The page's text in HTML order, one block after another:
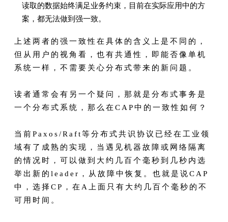
读取的数据始终满足业务约束，目前在实际应用中的方
案，都无法做到强一致。
上述两者的强一致性在具体的含义上是不同的，
但从用户的视角看，也有共通性，即能否像单机
系统一样，不需要关心分布式带来的新问题。
读者通常会有另一个疑问，那就是分布式事务是
一个分布式系统，那么在CAP中的一致性如何？
当前Paxos/Raft等分布式共识协议已经在工业领
域有了成熟的实现，当遇见机器故障或网络隔离
的情况时，可以做到大约几百个毫秒到几秒内选
举出新的leader，从故障中恢复。也就是说CAP
中，选择CP，在A上面只有大约几百个毫秒的不
可用时间。